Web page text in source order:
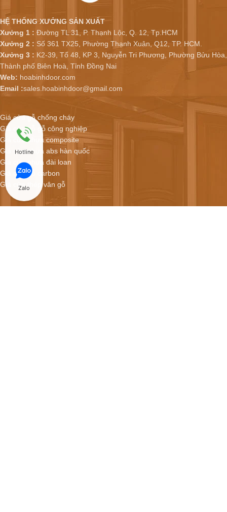
HỆ THỐNG XƯỞNG SẢN XUẤT
Xưởng 1 : Đường TL 31, P. Thạnh Lộc, Q. 12, Tp.HCM
Xưởng 2 : Số 361 TX25, Phường Thạnh Xuân, Q12, TP. HCM.
Xưởng 3 : K2-39, Tổ 48, KP 3, Nguyễn Tri Phương, Phường Bửu Hòa,
Thành phố Biên Hoà, Tỉnh Đồng Nai
Web: hoabinhdoor.com
Email :sales.hoabinhdoor@gmail.com
Giá cửa gỗ chống cháy
Giá cửa gỗ gỗ công nghiệp
Giá cửa nhựa composite
Giá cửa nhựa abs hàn quốc
Giá cửa nhựa đài loan
Giá cửa gỗ carbon
Giá cửa thép vân gỗ
Hotline
Zalo